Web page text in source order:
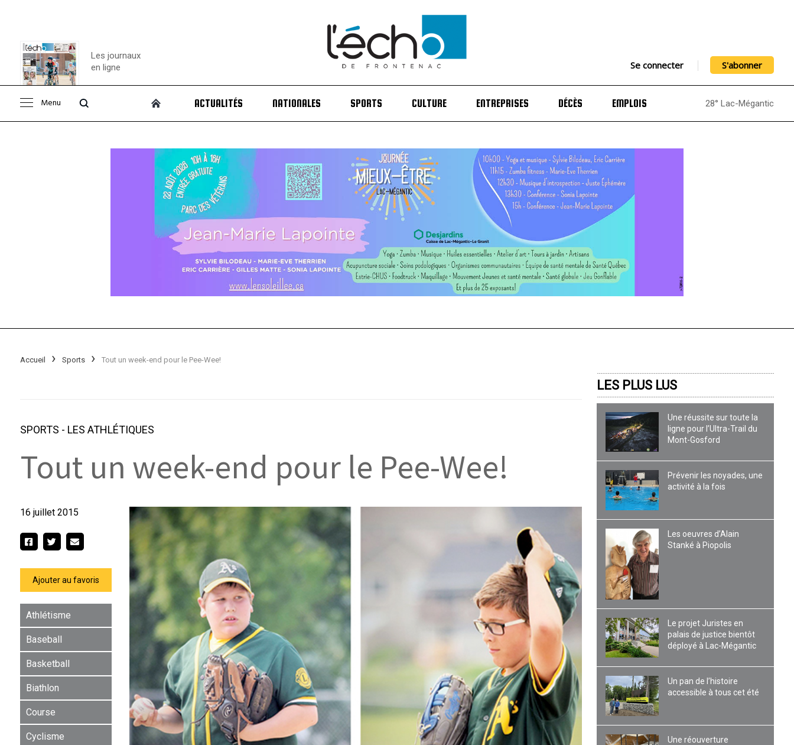
Consulter le
Les journaux
en ligne
Se connecter S'abonner
Menu ACTUALITÉS NATIONALES SPORTS CULTURE ENTREPRISES DÉCÈS EMPLOIS 28° Lac-Mégantic
Accueil Sports Tout un week-end pour le Pee-Wee!
SPORTS - LES ATHLÉTIQUES
Tout un week-end pour le Pee-Wee!
16 juillet 2015
Ajouter au favoris
Athlétisme
Baseball
Basketball
Biathlon
Course
Cyclisme
LES PLUS LUS
Une réussite sur toute la
ligne pour l’Ultra-Trail du
Mont-Gosford
Prévenir les noyades, une
activité à la fois
Les oeuvres d’Alain
Stanké à Piopolis
Le projet Juristes en
palais de justice bientôt
déployé à Lac-Mégantic
Un pan de l’histoire
accessible à tous cet été
Une réouverture